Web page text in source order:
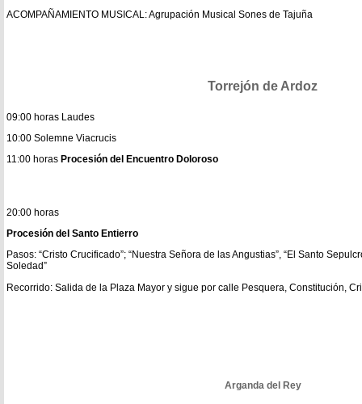
ACOMPAÑAMIENTO MUSICAL: Agrupación Musical Sones de Tajuña
Torrejón de Ardoz
09:00 horas Laudes
10:00 Solemne Viacrucis
11:00 horas Procesión del Encuentro Doloroso
20:00 horas
Procesión del Santo Entierro
Pasos: “Cristo Crucificado”; “Nuestra Señora de las Angustias”, “El Santo
Soledad”
Recorrido: Salida de la Plaza Mayor y sigue por calle Pesquera, Constitución,
Arganda del Rey